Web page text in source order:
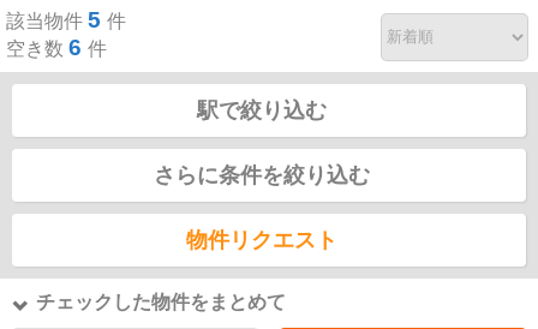
該当物件 5 件
空き数 6 件
駅で絞り込む
さらに条件を絞り込む
物件リクエスト
チェックした物件をまとめて